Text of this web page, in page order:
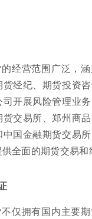
经营范围广泛，
经纪、期货投资
开展风险管理业务
交易所、郑州商
国金融期货交易所
全面的期货交易和
仅拥有国内主要